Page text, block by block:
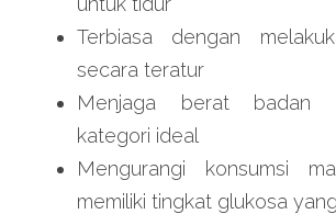
Terbiasa dengan
secara teratur
Menjaga berat badan
kategori ideal
Mengurangi konsumsi
memiliki tingkat glukosa